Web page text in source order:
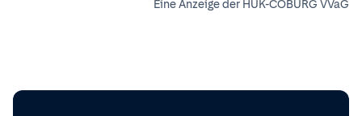
Eine Anzeige der HUK-COBURG VVaG